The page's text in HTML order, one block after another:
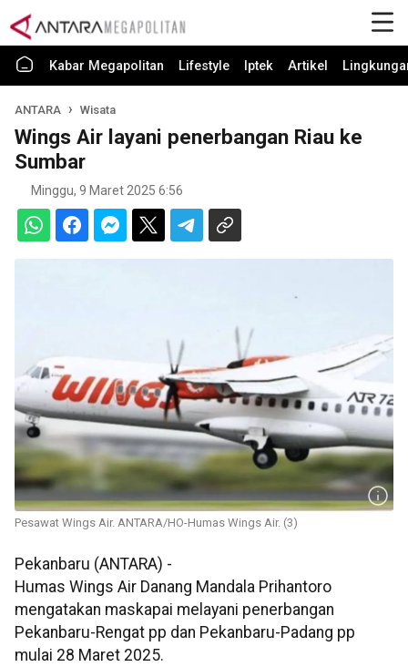
Kabar Megapolitan Lifestyle Iptek Artikel
ANTARA Wisata
Wings Air layani penerbangan Riau ke
Sumbar
Minggu, 9 Maret 2025 6:56
Pesawat Wings Air. ANTARA/HO-Humas Wings Air. (3)
Pekanbaru (ANTARA) -
Humas Wings Air Danang Mandala Prihantoro
mengatakan maskapai melayani penerbangan
Pekanbaru-Rengat pp dan Pekanbaru-Padang pp
mulai 28 Maret 2025.